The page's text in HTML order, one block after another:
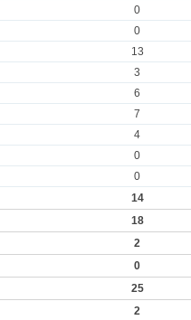
0
0
13
3
6
7
4
0
0
14
18
2
0
25
2